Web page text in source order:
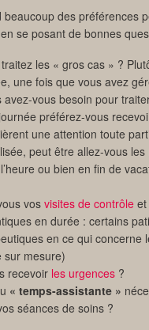
des préférences
se posant de bonnes
les « gros cas » ?
une fois que vous avez
vous besoin pour
préférez-vous
une attention toute
peut être allez-vous
ou bien en fin de
vos visites de contrôle
en durée : certains
en ce qui concerne
sur mesure)
recevoir les urgences ?
« temps-assistante »
séances de soins ?